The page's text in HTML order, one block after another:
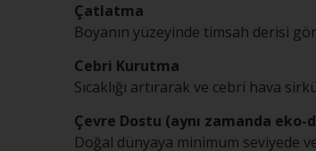
Çatlatma
Boyanın yüzeyinde timsah derisi
Cebri Kurutma
Sıcaklığı artırarak ve cebri hava
Çevre Dostu (aynı zamanda
Doğal dünyaya minimum seviyede